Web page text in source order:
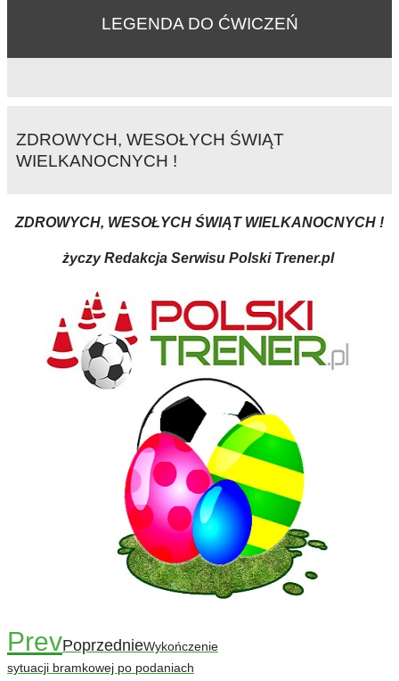
LEGENDA DO ĆWICZEŃ
ZDROWYCH, WESOŁYCH ŚWIĄT
WIELKANOCNYCH !
ZDROWYCH, WESOŁYCH ŚWIĄT WIELKANOCNYCH !
życzy Redakcja Serwisu Polski Trener.pl
PrevPoprzednieWykończenie
sytuacji bramkowej po podaniach